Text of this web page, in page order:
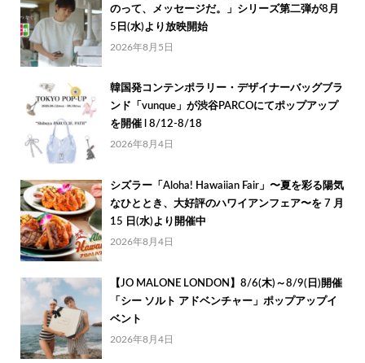
のって、メッセージだ。」シリーズ第二弾が8月
5日(水)より放映開始
2026年8月5日
韓国発コンテンポラリー・デザイナーバッグブラ
ンド「vunque」が渋谷PARCOにてポップアップ
を開催 l 8/12-8/18
2026年8月4日
シズラー「Aloha! Hawaiian Fair」〜夏を彩る陽気
なひととき、大好評のハワイアンフェア〜を 7 月
15 日(水)より開催中
2026年8月4日
【JO MALONE LONDON】8/6(木)～8/9(日)開催
「シー ソルト アドベンチャー」ポップアップイ
ベント
2026年8月4日